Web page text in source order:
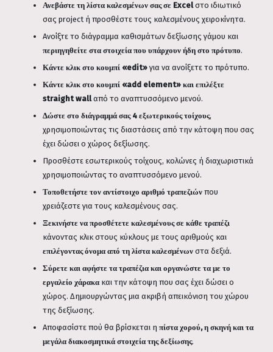
Ανεβάστε τη λίστα καλεσμένων σας σε Excel στο ιδιωτικό
σας project ή προσθέστε τους καλεσμένους χειροκίνητα.
Ανοίξτε το διάγραμμα καθισμάτων δεξίωσης γάμου και
περιηγηθείτε στα στοιχεία που υπάρχουν ήδη στο πρότυπο.
Κάντε κλικ στο κουμπί «edit»για να ανοίξετε το πρότυπο.
Κάντε κλικ στο κουμπί «add element» και επιλέξτε
straight wall από το αναπτυσσόμενο μενού.
Δώστε στο διάγραμμά σας 4 εξωτερικούς τοίχους,
χρησιμοποιώντας τις διαστάσεις από την κάτοψη που σας
έχει δώσει ο χώρος δεξίωσης.
Προσθέστε εσωτερικούς τοίχους, κολώνες ή διαχωριστικά
χρησιμοποιώντας το αναπτυσσόμενο μενού.
Τοποθετήστε τον αντίστοιχο αριθμό τραπεζιών που
χρειάζεστε για τους καλεσμένους σας.
Ξεκινήστε να προσθέτετε καλεσμένους σε κάθε τραπέζι
κάνοντας κλικ στους κύκλους με τους αριθμούς και
επιλέγοντας όνομα από τη λίστα καλεσμένων στα δεξιά.
Σύρετε και αφήστε τα τραπέζια και οργανώστε τα με το
εργαλείο χάρακα και την κάτοψη που σας έχει δώσει ο
χώρος. Δημιουργώντας μια ακριβή απεικόνιση του χώρου
της δεξίωσης.
Αποφασίστε πού θα βρίσκεται η πίστα χορού, η σκηνή και τα
μεγάλα διακοσμητικά στοιχεία της δεξίωσης.